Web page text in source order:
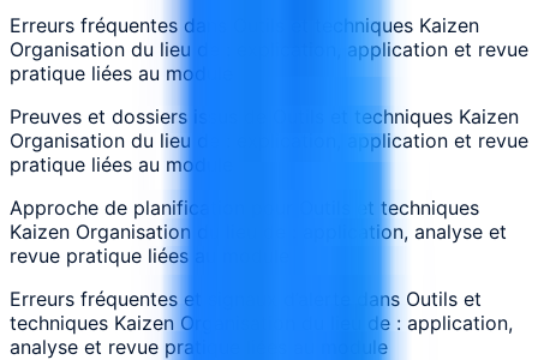
Erreurs fréquentes dans Outils et techniques Kaizen
Organisation du lieu de : explication, application et revue
pratique liées au module
Preuves et dossiers issus de Outils et techniques Kaizen
Organisation du lieu de : explication, application et revue
pratique liées au module
Approche de planification pour Outils et techniques
Kaizen Organisation du lieu de : application, analyse et
revue pratique liées au module
Erreurs fréquentes et signaux d’alerte dans Outils et
techniques Kaizen Organisation du lieu de : application,
analyse et revue pratique liées au module